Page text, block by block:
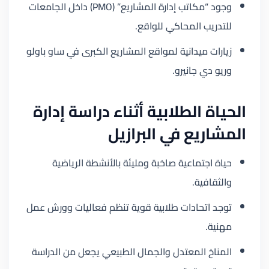
وجود “مكاتب إدارة المشاريع” (PMO) داخل الجامعات
للتدريب المحاكي للواقع.
زيارات ميدانية لمواقع المشاريع الكبرى في ساو باولو
وريو دي جانيرو.
الحياة الطلابية أثناء دراسة إدارة
المشاريع في البرازيل
حياة اجتماعية صاخبة ومليئة بالأنشطة الرياضية
والثقافية.
توجد اتحادات طلابية قوية تنظم فعاليات وورش عمل
مهنية.
المناخ المعتدل والجمال الطبيعي يجعل من الدراسة